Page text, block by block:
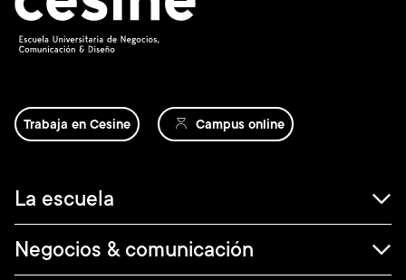
Trabaja en Cesine Campus online
Navegación
principal
La escuela
Negocios & comunicación